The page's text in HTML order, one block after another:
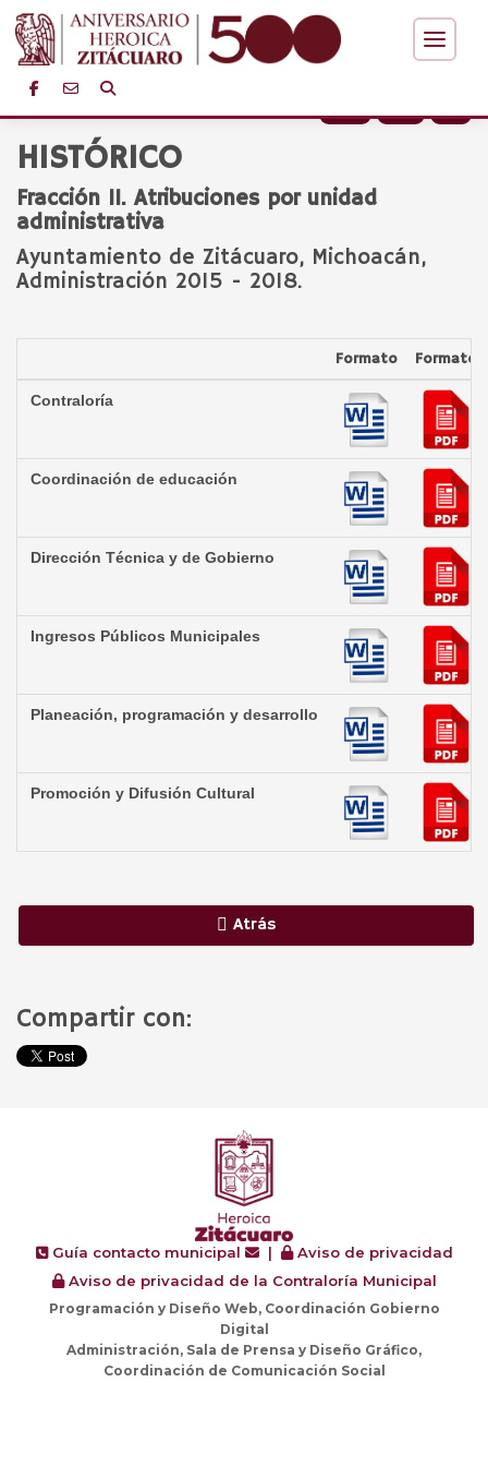
HISTÓRICO
Fracción II. Atribuciones por unidad
administrativa
Ayuntamiento de Zitácuaro, Michoacán,
Administración 2015 - 2018.
Formato Formato
Contraloría
Coordinación de educación
Dirección Técnica y de Gobierno
Ingresos Públicos Municipales
Planeación, programación y desarrollo
Promoción y Difusión Cultural
Atrás
Compartir con:
Guía contacto municipal |
Aviso de privacidad
Aviso de privacidad de la Contraloría Municipal
Programación y Diseño Web, Coordinación Gobierno
Digital
Administración, Sala de Prensa y Diseño Gráfico,
Coordinación de Comunicación Social